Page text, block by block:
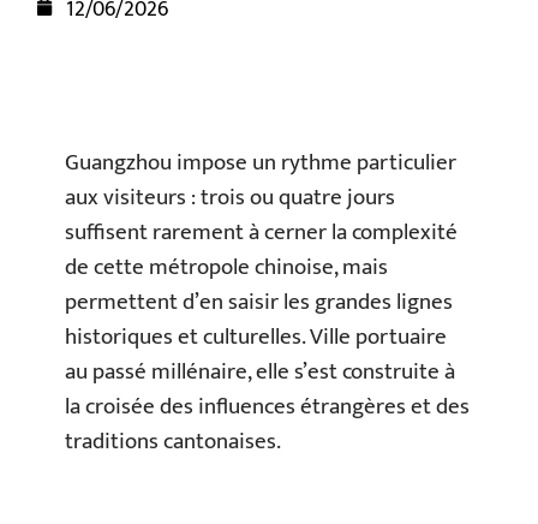
12/06/2026
Guangzhou impose un rythme particulier
aux visiteurs : trois ou quatre jours
suffisent rarement à cerner la complexité
de cette métropole chinoise, mais
permettent d’en saisir les grandes lignes
historiques et culturelles. Ville portuaire
au passé millénaire, elle s’est construite à
la croisée des influences étrangères et des
traditions cantonaises.